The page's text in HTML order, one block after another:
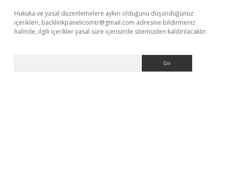
Hukuka ve yasal düzenlemelere aykırı olduğunu düşündüğünüz
içerikleri, backlinkpanelicomtr@gmail.com adresine bildirmeniz
halinde, ilgili içerikler yasal süre içerisinde sitemizden kaldırılacaktır.